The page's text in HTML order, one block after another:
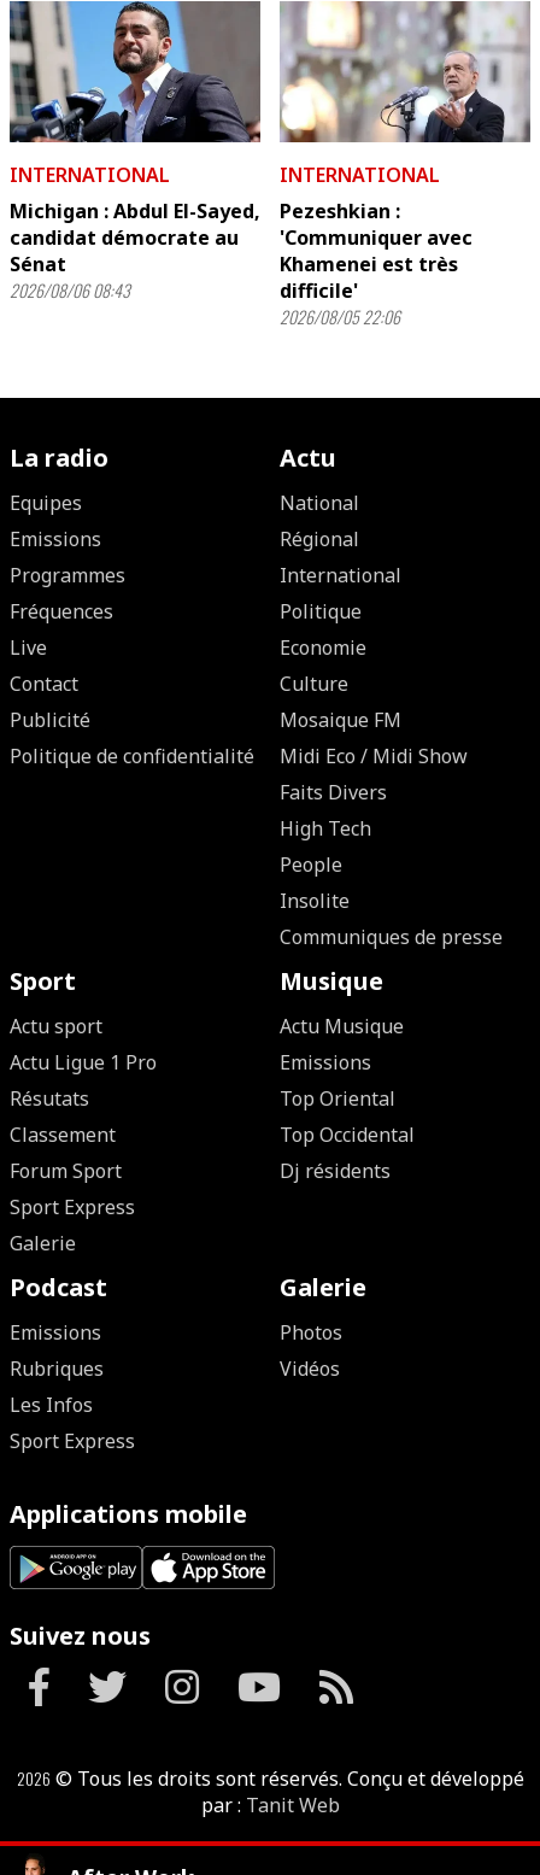
INTERNATIONAL
Michigan : Abdul El-Sayed,
candidat démocrate au
Sénat
2026/08/06 08:43
INTERNATIONAL
Pezeshkian :
'Communiquer avec
Khamenei est très
difficile'
2026/08/05 22:06
La radio
Equipes
Emissions
Programmes
Fréquences
Live
Contact
Publicité
Politique de confidentialité
Actu
National
Régional
International
Politique
Economie
Culture
Mosaique FM
Midi Eco / Midi Show
Faits Divers
High Tech
People
Insolite
Communiques de presse
Sport
Actu sport
Actu Ligue 1 Pro
Résutats
Classement
Forum Sport
Sport Express
Galerie
Musique
Actu Musique
Emissions
Top Oriental
Top Occidental
Dj résidents
Podcast
Emissions
Rubriques
Les Infos
Sport Express
Galerie
Photos
Vidéos
Applications mobile
Suivez nous
2026 © Tous les droits sont réservés. Conçu et développé
par : Tanit Web